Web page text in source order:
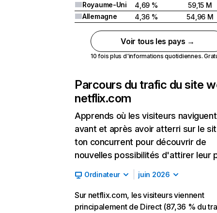
Royaume-Uni
4,69 %
59,15 M
Allemagne
4,36 % 54,96 M
Voir tous les pays →
10 fois plus d'informations quotidiennes.
Parcours du trafic du site
netflix.com
Apprends où les visiteurs naviguent
avant et après avoir atterri sur le
ton concurrent pour découvrir de
nouvelles possibilités d'attirer leur
Ordinateur juin 2026
Sur netflix.com, les visiteurs viennent
principalement de Direct (87,36 % du